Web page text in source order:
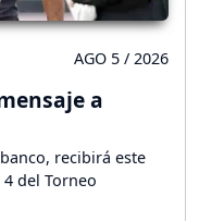
AGO 5 / 2026
a
recibirá este
del Torneo